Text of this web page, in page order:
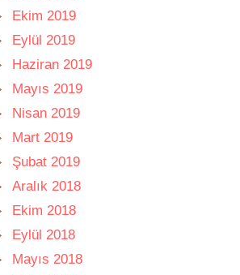
Ekim 2019
Eylül 2019
Haziran 2019
Mayıs 2019
Nisan 2019
Mart 2019
Şubat 2019
Aralık 2018
Ekim 2018
Eylül 2018
Mayıs 2018